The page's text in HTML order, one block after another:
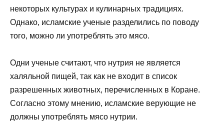
некоторых культурах и кулинарных традициях.
Однако, исламские ученые разделились по поводу
того, можно ли употреблять это мясо.
Одни ученые считают, что нутрия не является
халяльной пищей, так как не входит в список
разрешенных животных, перечисленных в Коране.
Согласно этому мнению, исламские верующие не
должны употреблять мясо нутрии.